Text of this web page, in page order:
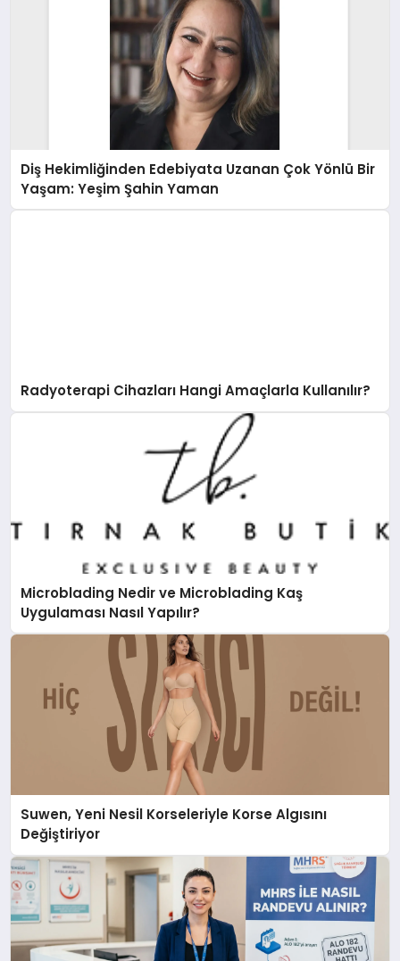
Diş Hekimliğinden Edebiyata Uzanan Çok Yönlü Bir
Yaşam: Yeşim Şahin Yaman
Radyoterapi Cihazları Hangi Amaçlarla Kullanılır?
Microblading Nedir ve Microblading Kaş
Uygulaması Nasıl Yapılır?
Suwen, Yeni Nesil Korseleriyle Korse Algısını
Değiştiriyor